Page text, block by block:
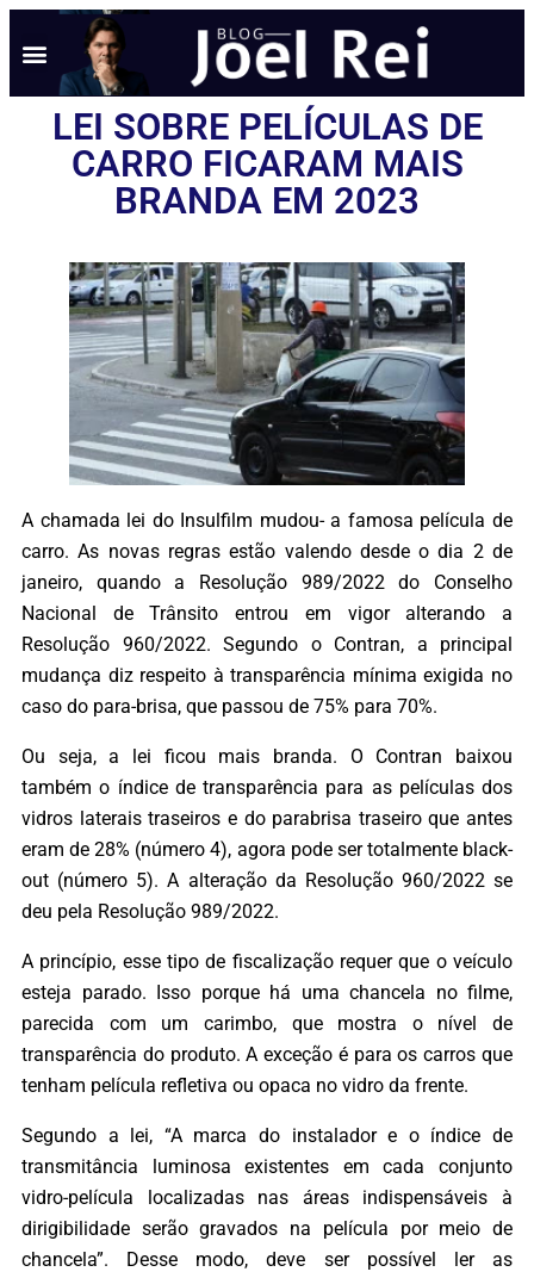
LEI SOBRE PELÍCULAS DE
CARRO FICARAM MAIS
BRANDA EM 2023
A chamada lei do Insulfilm mudou- a famosa película de
carro. As novas regras estão valendo desde o dia 2 de
janeiro, quando a Resolução 989/2022 do Conselho
Nacional de Trânsito entrou em vigor alterando a
Resolução 960/2022. Segundo o Contran, a principal
mudança diz respeito à transparência mínima exigida no
caso do para-brisa, que passou de 75% para 70%.
Ou seja, a lei ficou mais branda. O Contran baixou
também o índice de transparência para as películas dos
vidros laterais traseiros e do parabrisa traseiro que antes
eram de 28% (número 4), agora pode ser totalmente black-
out (número 5). A alteração da Resolução 960/2022 se
deu pela Resolução 989/2022.
A princípio, esse tipo de fiscalização requer que o veículo
esteja parado. Isso porque há uma chancela no filme,
parecida com um carimbo, que mostra o nível de
transparência do produto. A exceção é para os carros que
tenham película refletiva ou opaca no vidro da frente.
Segundo a lei, “A marca do instalador e o índice de
transmitância luminosa existentes em cada conjunto
vidro-película localizadas nas áreas indispensáveis à
dirigibilidade serão gravados na película por meio de
chancela”. Desse modo, deve ser possível ler as